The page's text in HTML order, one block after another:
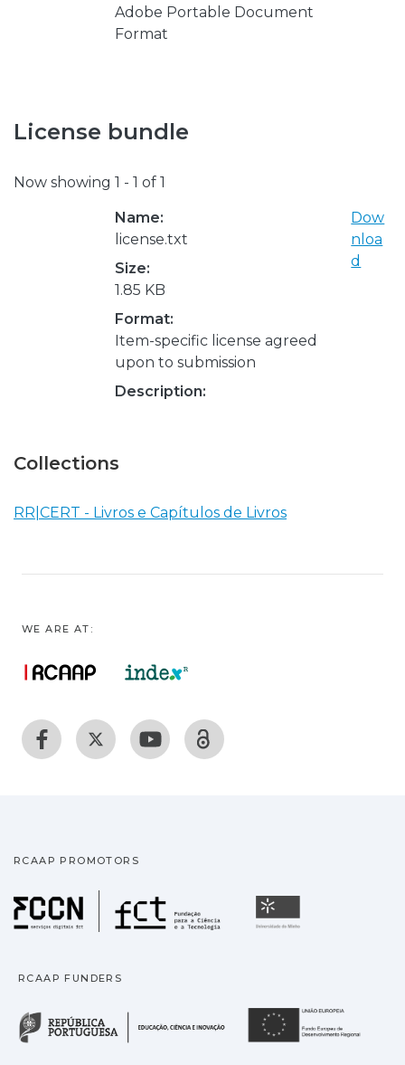
Adobe Portable Document
Format
License bundle
Now showing 1 - 1 of 1
Name:
license.txt
Size:
1.85 KB
Format:
Item-specific license agreed
upon to submission
Description:
Dow
nloa
d
Collections
RR|CERT - Livros e Capítulos de Livros
WE ARE AT:
RCAAP PROMOTORS
Fundação para a
RCAAP FUNDERS
República Portuguesa